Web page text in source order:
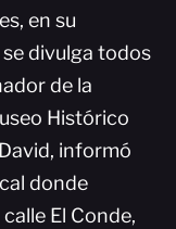
en su
divulga todos
de la
Histórico
informó
donde
El Conde,